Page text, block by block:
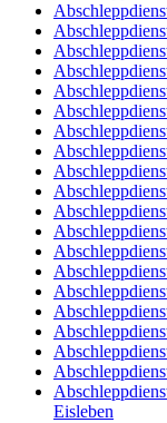
Eisleben